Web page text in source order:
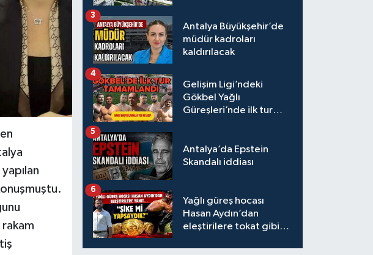
Antalya Büyükşehir’de
müdür kadroları
kaldırılacak
3
Gelişim Ligi’ndeki
Gökbel Yağlı
Güreşleri’nde ilk tur
4
Antalya’da Epstein
Skandalı iddiası
5
Yağlı güreş hocası
Hasan Aydın’dan
eleştirilere tokat gibi
6